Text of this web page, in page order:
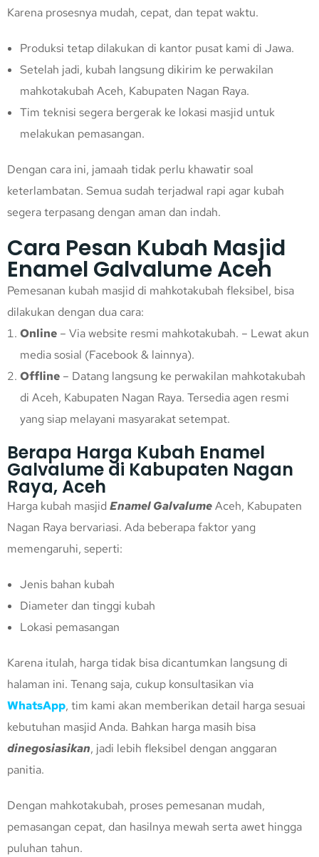
Karena prosesnya mudah, cepat, dan tepat waktu.
Produksi tetap dilakukan di kantor pusat kami di Jawa.
Setelah jadi, kubah langsung dikirim ke perwakilan
mahkotakubah Aceh, Kabupaten Nagan Raya.
Tim teknisi segera bergerak ke lokasi masjid untuk
melakukan pemasangan.
Dengan cara ini, jamaah tidak perlu khawatir soal
keterlambatan. Semua sudah terjadwal rapi agar kubah
segera terpasang dengan aman dan indah.
Cara Pesan Kubah Masjid
Enamel Galvalume Aceh
Pemesanan kubah masjid di mahkotakubah fleksibel, bisa
dilakukan dengan dua cara:
Online – Via website resmi mahkotakubah. – Lewat akun
media sosial (Facebook & lainnya).
Offline – Datang langsung ke perwakilan mahkotakubah
di Aceh, Kabupaten Nagan Raya. Tersedia agen resmi
yang siap melayani masyarakat setempat.
Berapa Harga Kubah Enamel
Galvalume di Kabupaten Nagan
Raya, Aceh
Harga kubah masjid Enamel GalvalumeAceh, Kabupaten
Nagan Raya bervariasi. Ada beberapa faktor yang
memengaruhi, seperti:
Jenis bahan kubah
Diameter dan tinggi kubah
Lokasi pemasangan
Karena itulah, harga tidak bisa dicantumkan langsung di
halaman ini. Tenang saja, cukup konsultasikan via
WhatsApp, tim kami akan memberikan detail harga sesuai
kebutuhan masjid Anda. Bahkan harga masih bisa
dinegosiasikan, jadi lebih fleksibel dengan anggaran
panitia.
Dengan mahkotakubah, proses pemesanan mudah,
pemasangan cepat, dan hasilnya mewah serta awet hingga
puluhan tahun.